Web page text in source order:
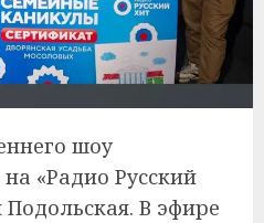
шоу
«Радио Русский
В эфире